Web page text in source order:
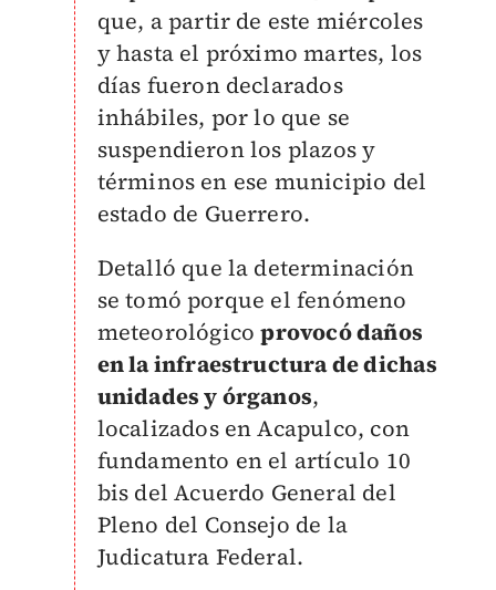
que, a partir de este miércoles
y hasta el próximo martes, los
días fueron declarados
inhábiles, por lo que se
suspendieron los plazos y
términos en ese municipio del
estado de Guerrero.
Detalló que la determinación
se tomó porque el fenómeno
meteorológicoprovocó daños
en la infraestructura de dichas
unidades y órganos,
localizados en Acapulco, con
fundamento en el artículo 10
bis del Acuerdo General del
Pleno del Consejo de la
Judicatura Federal.